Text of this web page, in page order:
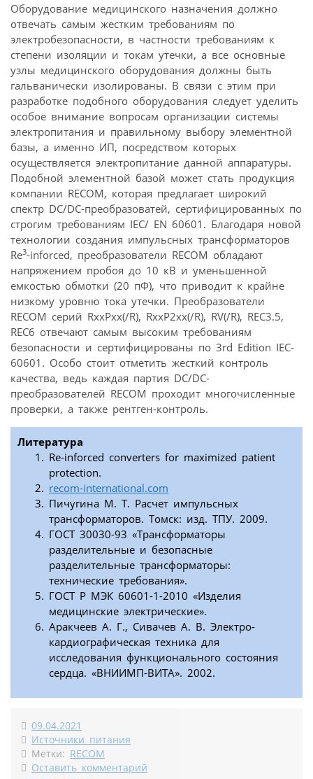
Оборудование медицинского назначения должно
отвечать самым жестким требованиям по
электробезопасности, в частности требованиям к
степени изоляции и токам утечки, а все основные
узлы медицинского оборудования должны быть
гальванически изолированы. В связи с этим при
разработке подобного оборудования следует уделить
особое внимание вопросам организации системы
электропитания и правильному выбору элементной
базы, а именно ИП, посредством которых
осуществляется электропитание данной аппаратуры.
Подобной элементной базой может стать продукция
компании RECOM, которая предлагает широкий
спектр DC/DC-преобразоватей, сертифицированных по
строгим требованиям IEC/ EN 60601. Благодаря новой
технологии создания импульсных трансформаторов
Re3-inforced, преобразователи RECOM обладают
напряжением пробоя до 10 кВ и уменьшенной
емкостью обмотки (20 пФ), что приводит к крайне
низкому уровню тока утечки. Преобразователи
RECOM серий RxxPxx(/R), RxxP2xx(/R), RV(/R), REC3.5,
REC6 отвечают самым высоким требованиям
безопасности и сертифицированы по 3rd Edition IEC-
60601. Особо стоит отметить жесткий контроль
качества, ведь каждая партия DC/DC-
преобразователей RECOM проходит многочисленные
проверки, а также рентген-контроль.
Литература
Re-inforced converters for maximized patient
protection.
recom-international.com
Пичугина М. Т. Расчет импульсных
трансформаторов. Томск: изд. ТПУ. 2009.
ГОСТ 30030-93 «Трансформаторы
разделительные и безопасные
разделительные трансформаторы:
технические требования».
ГОСТ Р МЭК 60601-1-2010 «Изделия
медицинские электрические».
Аракчеев А. Г., Сивачев А. В. Электро­
кардиографическая техника для
исследования функционального состояния
сердца. «ВНИИМП-ВИТА». 2002.
09.04.2021
Источники питания
Метки: RECOM
Оставить комментарий